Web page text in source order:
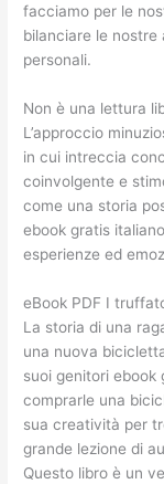
facciamo per le
bilanciare le nostre
personali.
Non è una lettura
L’approccio
in cui intreccia
coinvolgente e
come una storia
ebook gratis
esperienze ed
eBook PDF I
La storia di una
una nuova
suoi genitori ebook
comprarle una
sua creatività per
grande lezione di
Questo libro è un